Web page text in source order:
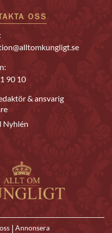
OSS
90 10
& ansvarig
Nyhlén
| Annonsera